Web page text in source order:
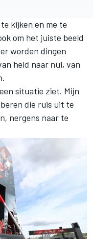
kijken en me te
om het juiste beeld
worden dingen
held naar nul, van
situatie ziet. Mijn
die ruis uit te
nergens naar te